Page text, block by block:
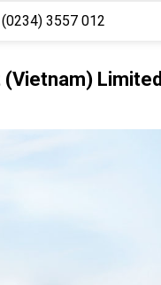
(0234) 3557 012
Limited